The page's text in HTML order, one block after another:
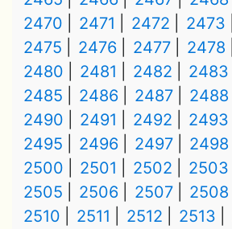
2470
2471 2472 2473
2475
2476 2477 2478
2480
2481 2482 2483
2485
2486 2487 2488
2490
2491 2492 2493
2495
2496 2497 2498
2500
2501 2502 2503
2505
2506 2507 2508
2510
2511 2512 2513